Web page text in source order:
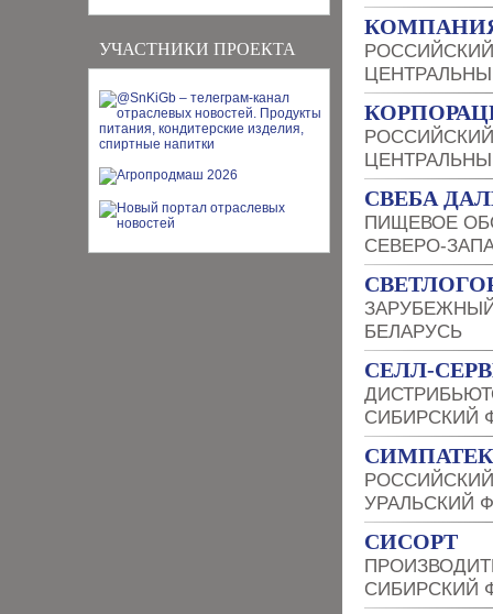
УЧАСТНИКИ ПРОЕКТА
СВЕБА
ПИЩЕВОЕ
СЕВЕРО-
БЕЛАРУСЬ
СЕЛЛ-
СИБИРСКИЙ
СИМПАТЕК
УРАЛЬСКИЙ
СИСОРТ
СИБИРСКИЙ